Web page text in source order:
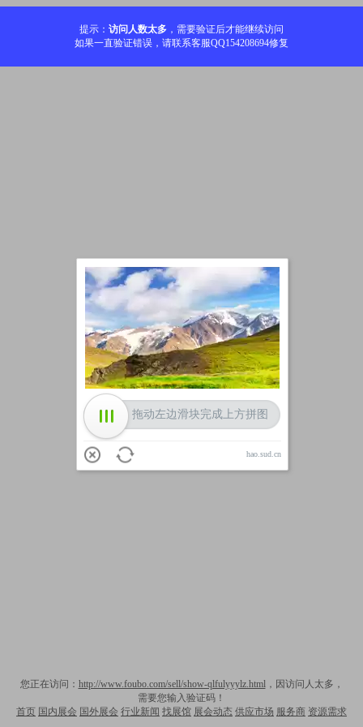
提示： 访问人数太多 ，需要验证后才能继续访问
如果一直验证错误，请联系客服QQ154208694修复
您正在访问： http://www.foubo.com/sell/show-qlfulyyylz.html，因访问人太多，
需要您输入验证码！
首页 国内展会 国外展会 行业新闻 找展馆 展会动态 供应市场 服务商 资源需求
加载中
拖动左边滑块完成上方拼图
hao.sud.cn